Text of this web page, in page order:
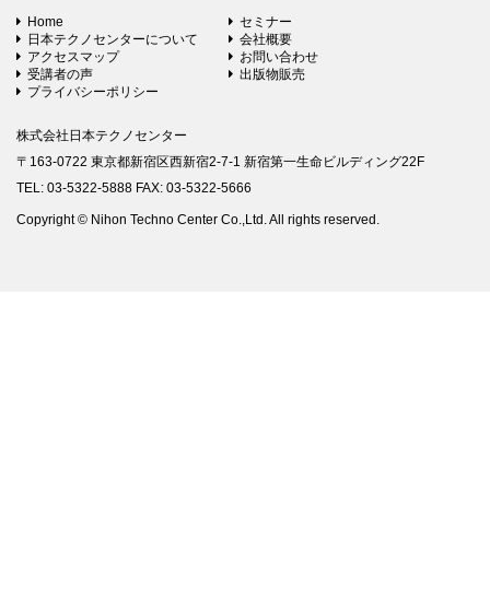
Home
セミナー
日本テクノセンターについて
会社概要
アクセスマップ
お問い合わせ
受講者の声
出版物販売
プライバシーポリシー
株式会社日本テクノセンター
〒163-0722 東京都新宿区西新宿2-7-1 新宿第一生命ビルディング22F
TEL: 03-5322-5888 FAX: 03-5322-5666
Copyright © Nihon Techno Center Co.,Ltd. All rights reserved.